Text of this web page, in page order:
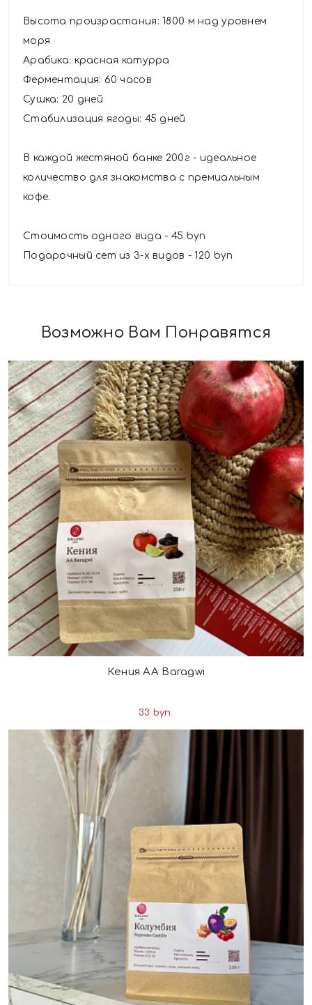
Высота произрастания: 1800 м над уровнем
моря
Арабика: красная катурра
Ферментация: 60 часов
Сушка: 20 дней
Стабилизация ягоды: 45 дней
В каждой жестяной банке 200г - идеальное
количество для знакомства с премиальным
кофе.
Стоимость одного вида - 45 byn
Подарочный сет из 3-х видов - 120 byn
Возможно Вам Понравятся
Кения АА Baragwi
33 byn.